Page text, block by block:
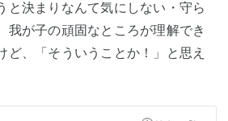
と決まりなんて気にしない・守ら
我が子の頑固なところが理解でき
ど、「そういうことか！」と思え